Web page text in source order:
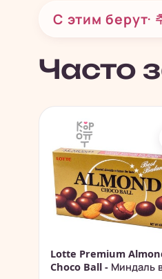
С этим берут·
Часто
Lotte Premium
Choco Ball - Миндаль